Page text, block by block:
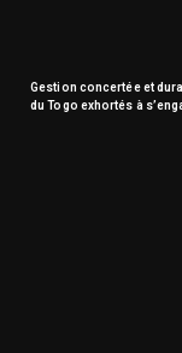
Gestion concertée et
du Togo exhortés à